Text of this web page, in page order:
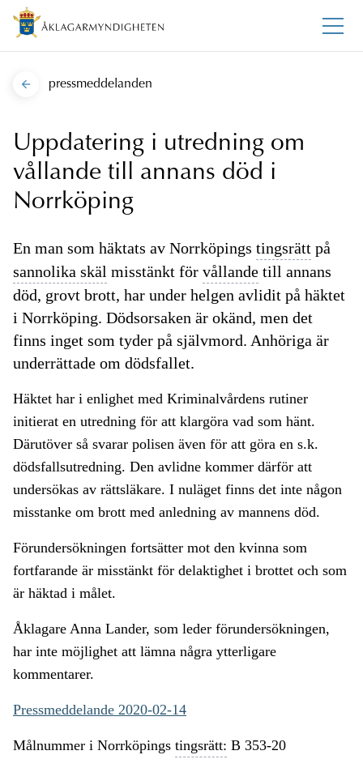
pressmeddelanden
Uppdatering i utredning om
vållande till annans död i
Norrköping
En man som häktats av Norrköpings tingsrätt på
sannolika skäl misstänkt för vållande till annans
död, grovt brott, har under helgen avlidit på häktet
i Norrköping. Dödsorsaken är okänd, men det
finns inget som tyder på självmord. Anhöriga är
underrättade om dödsfallet.
Häktet har i enlighet med Kriminalvårdens rutiner
initierat en utredning för att klargöra vad som hänt.
Därutöver så svarar polisen även för att göra en s.k.
dödsfallsutredning. Den avlidne kommer därför att
undersökas av rättsläkare. I nuläget finns det inte någon
misstanke om brott med anledning av mannens död.
Förundersökningen fortsätter mot den kvinna som
fortfarande är misstänkt för delaktighet i brottet och som
är häktad i målet.
Åklagare Anna Lander, som leder förundersökningen,
har inte möjlighet att lämna några ytterligare
kommentarer.
Pressmeddelande 2020-02-14
Målnummer i Norrköpings tingsrätt: B 353-20